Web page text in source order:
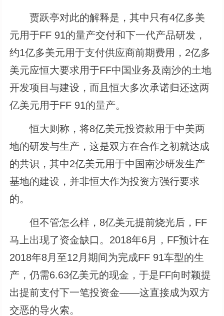
贾跃亭对此的解释是，其中只有4亿多美
元用于FF 91的量产交付和下一代产品研发，
约1亿多美元用于支付供应商前期费用，2亿多
美元应恒大要求用于FF中国业务及南沙的土地
开发项目与建设，而且恒大多次承诺归还这两
亿美元用于FF 91的量产。
恒大则称，将8亿美元投资款用于中美两
地的研发与生产，这是双方在合作之初就达成
的共识，其中2亿美元用于中国南沙研发生产
基地的建设，并非恒大作为投资方强行要求
的。
但不管怎么样，8亿美元提前烧光后，FF
马上出现了资金缺口。2018年6月，FF预计在
2018年8月至12月期间为完成FF 91车型的生
产，仍需6.63亿美元的现金，于是FF向时颖提
出提前支付下一笔投资金――这直接成为双方
交恶的导火索。